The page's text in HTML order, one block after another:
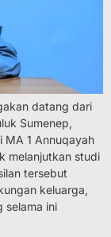
datang dari
Sumenep,
MA 1 Annuqayah
melanjutkan studi
tersebut
keluarga,
selama ini